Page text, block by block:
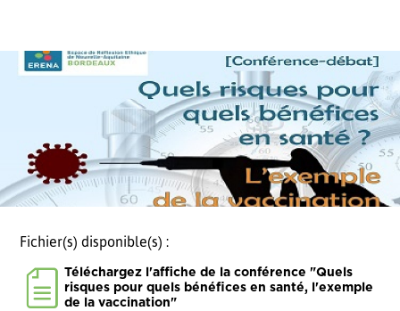
Fichier(s) disponible(s) :
Téléchargez l'affiche de la conférence "Quels
risques pour quels bénéfices en santé, l'exemple
de la vaccination"